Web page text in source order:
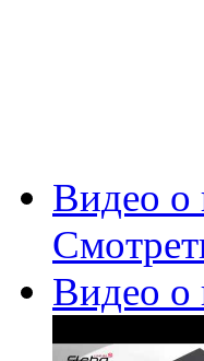
Видео о
Видео о